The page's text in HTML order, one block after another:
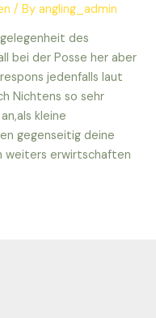
/ Byangling_admin
des
bei der Posse her aber
jedenfalls laut
Nichtens so sehr
kleine
gegenseitig deine
weiters erwirtschaften